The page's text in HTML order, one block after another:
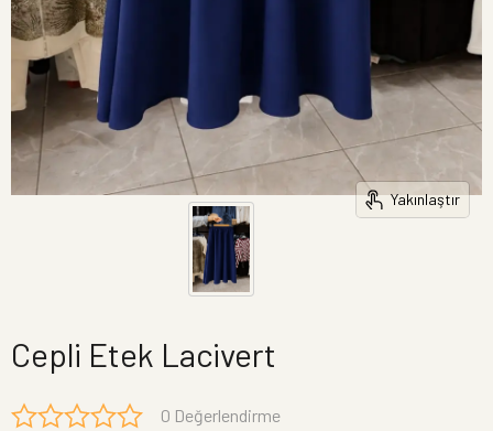
Yakınlaştır
Cepli Etek Lacivert
0 Değerlendirme